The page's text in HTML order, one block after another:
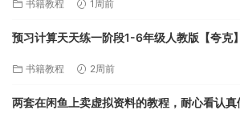
书籍教程 1周前
预习计算天天练一阶段1-6年级人教版【夸克】
书籍教程 2周前
两套在闲鱼上卖虚拟资料的教程，耐心看认